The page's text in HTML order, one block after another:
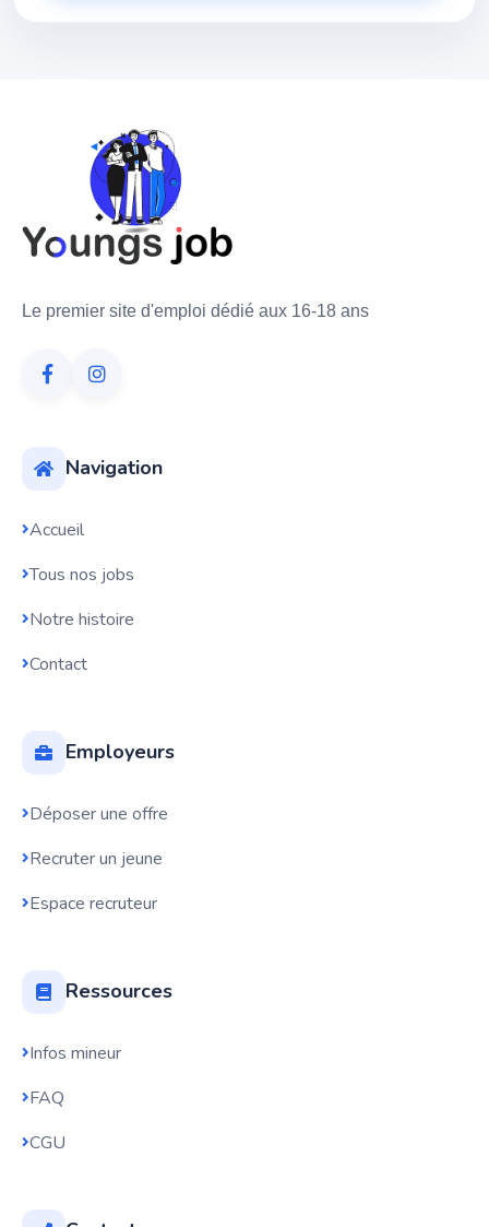
Le premier site d'emploi dédié aux 16-18 ans
Navigation
Accueil
Tous nos jobs
Notre histoire
Contact
Employeurs
Déposer une offre
Recruter un jeune
Espace recruteur
Ressources
Infos mineur
FAQ
CGU